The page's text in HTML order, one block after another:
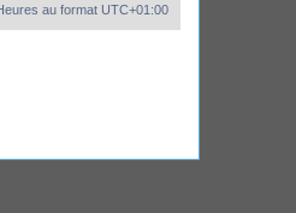
au format UTC+01:00